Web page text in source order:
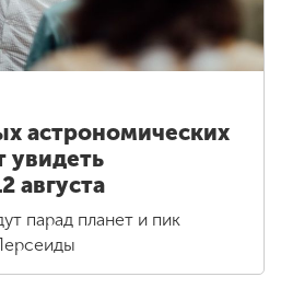
астрономических
увидеть
августа
парад планет и пик